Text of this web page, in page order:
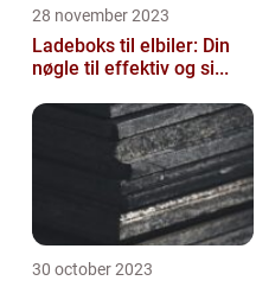
28 november 2023
Ladeboks til elbiler: Din
nøgle til effektiv og si...
30 october 2023